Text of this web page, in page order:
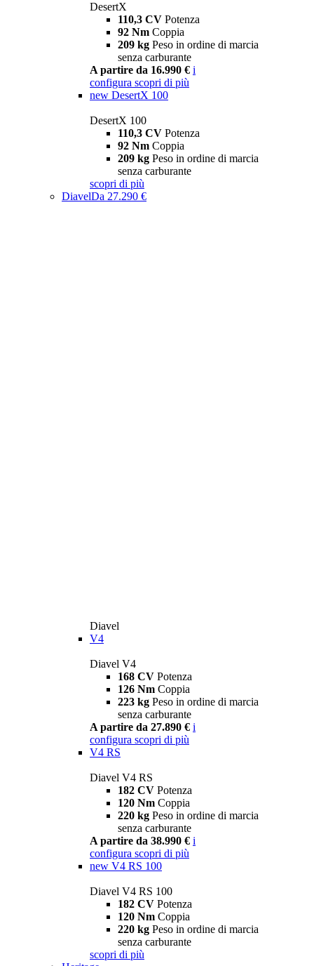
DesertX
110,3 CV Potenza
92 Nm Coppia
209 kg Peso in ordine di marcia
senza carburante
A partire da 16.990 € i
configura scopri di più
new DesertX 100
DesertX 100
110,3 CV Potenza
92 Nm Coppia
209 kg Peso in ordine di marcia
senza carburante
scopri di più
DiavelDa 27.290 €
Diavel
V4
Diavel V4
168 CV Potenza
126 Nm Coppia
223 kg Peso in ordine di marcia
senza carburante
A partire da 27.890 € i
configura scopri di più
V4 RS
Diavel V4 RS
182 CV Potenza
120 Nm Coppia
220 kg Peso in ordine di marcia
senza carburante
A partire da 38.990 € i
configura scopri di più
new V4 RS 100
Diavel V4 RS 100
182 CV Potenza
120 Nm Coppia
220 kg Peso in ordine di marcia
senza carburante
scopri di più